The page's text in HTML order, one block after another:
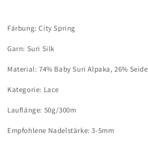
Färbung: City Spring
Garn: Suri Silk
Material: 74% Baby Suri Alpaka, 26% Seide
Kategorie: Lace
Lauflänge: 50g/300m
Empfohlene Nadelstärke: 3-5mm